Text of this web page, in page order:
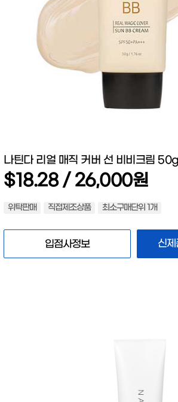
나틴다 리얼 매직 커버 선 비비크림 50g
$18.28 / 26,000원
위탁판매 직접제조상품 최소구매단위 1개
입점사정보 신